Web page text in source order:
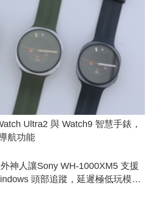
Ultra2 與 Watch9 智慧手錶，
航功能
外神人讓Sony WH-1000XM5 支援
頭部追蹤，延遲極低玩模擬